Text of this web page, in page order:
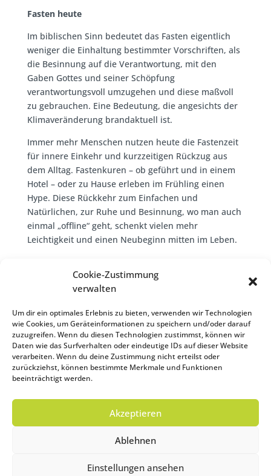
Cookie-Zustimmung
verwalten
Um dir ein optimales Erlebnis zu bieten, verwenden wir Technologien
wie Cookies, um Geräteinformationen zu speichern und/oder darauf
zuzugreifen. Wenn du diesen Technologien zustimmst, können wir
Daten wie das Surfverhalten oder eindeutige IDs auf dieser Website
verarbeiten. Wenn du deine Zustimmung nicht erteilst oder
zurückziehst, können bestimmte Merkmale und Funktionen
beeinträchtigt werden.
Akzeptieren
Ablehnen
Einstellungen ansehen
Fasten heute
Im biblischen Sinn bedeutet das Fasten eigentlich
weniger die Einhaltung bestimmter Vorschriften, als
die Besinnung auf die Verantwortung, mit den
Gaben Gottes und seiner Schöpfung
verantwortungsvoll umzugehen und diese maßvoll
zu gebrauchen. Eine Bedeutung, die angesichts der
Klimaveränderung brandaktuell ist.
Immer mehr Menschen nutzen heute die Fastenzeit
für innere Einkehr und kurzzeitigen Rückzug aus
dem Alltag. Fastenkuren – ob geführt und in einem
Hotel – oder zu Hause erleben im Frühling einen
Hype. Diese Rückkehr zum Einfachen und
Natürlichen, zur Ruhe und Besinnung, wo man auch
einmal „offline“ geht, schenkt vielen mehr
Leichtigkeit und einen Neubeginn mitten im Leben.
Einen guten und gesegneten Start in Ihre
ganz persönliche Fastenzeit wünschen die
Marienschwestern vom Karmel und die
Mitarbeiter & Mitarbeiterinnen der
Curhäuser Bad Kreuzen und Bad
Mühllacken.